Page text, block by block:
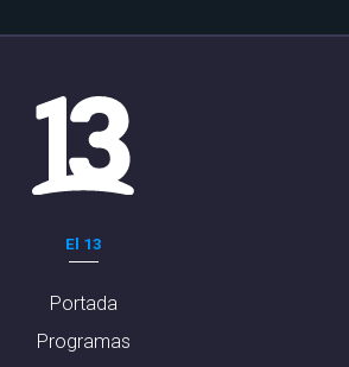
El 13
Portada
Programas